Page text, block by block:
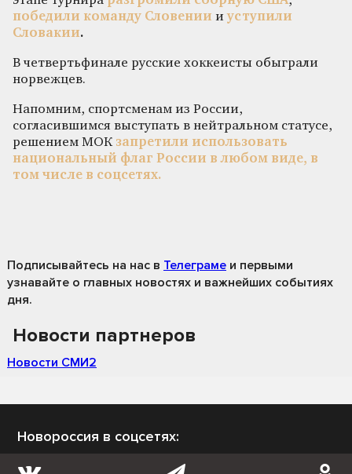
победили команду Словении иуступили
Словакии.
В четвертьфинале русские хоккеисты обыграли
норвежцев.
Напомним, спортсменам из России,
согласившимся выступать в нейтральном статусе,
решением МОК запретили использовать
национальный флаг России в любом виде, в
том числе в соцсетях.
Подписывайтесь на нас в Телеграме и первыми
узнавайте о главных новостях и важнейших событиях
дня.
Новости партнеров
Новости СМИ2
Новороссия в соцсетях: